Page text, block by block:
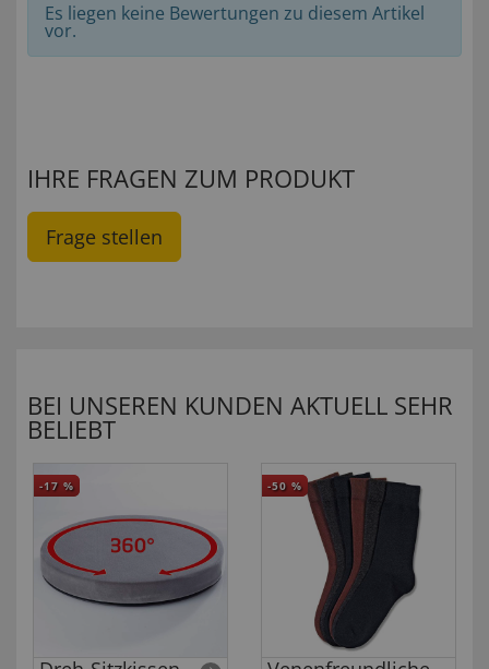
Es liegen keine Bewertungen zu diesem Artikel
vor.
IHRE FRAGEN ZUM PRODUKT
Frage stellen
BEI UNSEREN KUNDEN AKTUELL SEHR
BELIEBT
-17 % -50 %